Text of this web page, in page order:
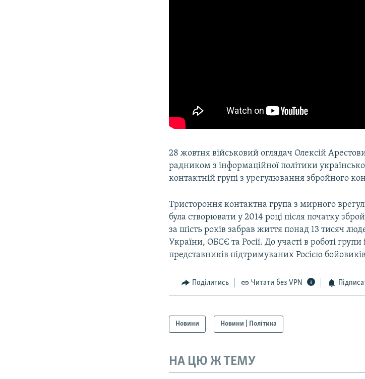
28 жовтня військовий оглядач Олексій
радником з інформаційної політики
контактній групі з урегулювання збройного
Тристороння контактна група з мирного
була створювати у 2014 році після початку
за шість років забрав життя понад 13 тисяч
України, ОБСЄ та Росії. До участі в роботі групи
представників підтримуваних Росією
Поділитись Читати без VPN
Новини Новини | Політика
НА ЦЮ Ж ТЕМУ